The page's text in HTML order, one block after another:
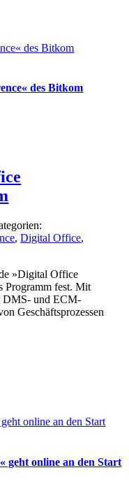
des Bitkom
des Bitkom
,Digital Office,
»Digital Office
Programm fest. Mit
DMS- und ECM-
Geschäftsprozessen
online an den Start
geht online an den Start